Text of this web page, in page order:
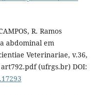
R. Ramos
abdominal em
Veterinariae, v.36,
(ufrgs.br) DOI: